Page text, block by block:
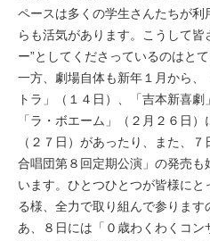
ペースは多くの学生さんたちが
らも活気があります。こうして皆
ー”としてくださっているのはとて
一方、劇場自体も新年１月から
トラ」（１４日）、「吉本新喜
「ラ・ボエーム」（２月２６日
（２７日）があったり、また、
合唱団第８回定期公演」の発売
います。ひとつひとつが皆様に
る様、全力で取り組んで参ります
あ、８日には「０歳わくわくコ